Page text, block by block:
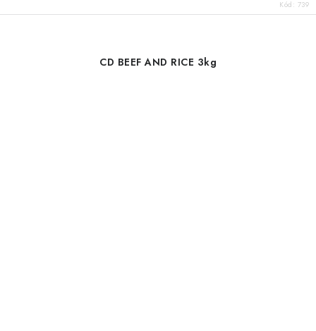
Kód: 739
CD BEEF AND RICE 3kg